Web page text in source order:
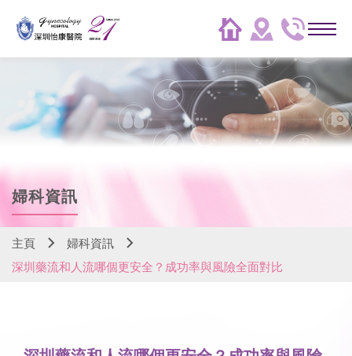
婦科資訊
主頁
婦科資訊
深圳藥流和人流哪個更安全？成功率與風險全面對比